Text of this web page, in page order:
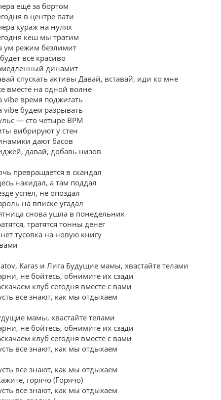
ещё за бортом
в центре пати
кураж на нулях
кеш мы тратим
ум режим безлимит
всё красиво
динамит
спускать активы Давай, вставай, иди ко мне
вместе на одной волне
vibe время поджигать
vibe будем разрывать
— сто четыре BPM
вибрируют у стен
дают басов
давай, добавь низов
превращается в скандал
накидал, а там поддал
успел, не опоздал
на вписке угадал
снова ушла в понедельник
тратятся тонны денег
тусовка на новую книгу
Karas и Лига Будущие мамы, хвастайте телами
не бойтесь, обнимите их сзади
клуб сегодня вместе с вами
все знают, как мы отдыхаем
мамы, хвастайте телами
не бойтесь, обнимите их сзади
клуб сегодня вместе с вами
все знают, как мы отдыхаем
все знают, как мы отдыхаем
горячо (Горячо)
все знают, как мы отдыхаем